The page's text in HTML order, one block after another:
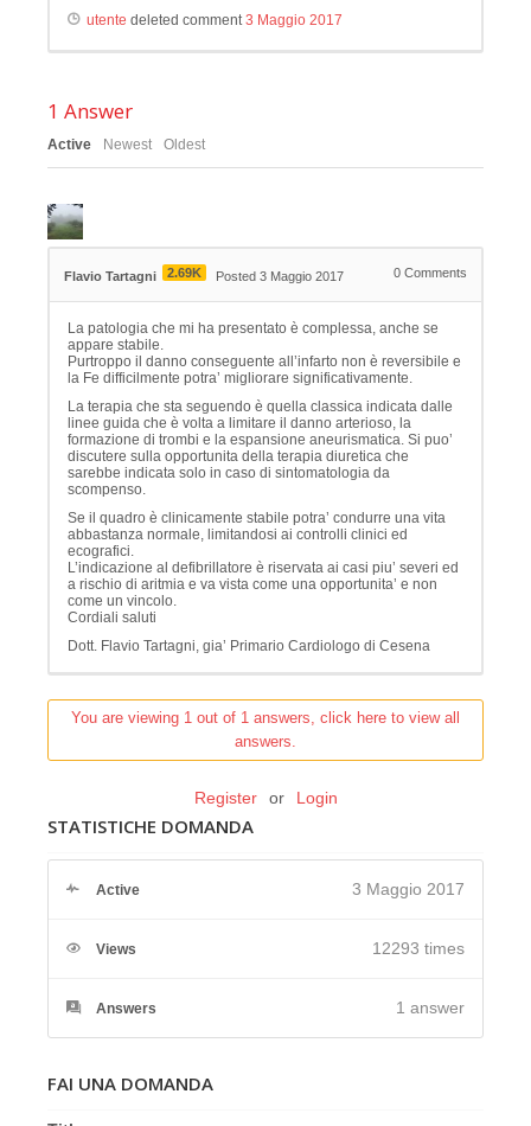
utente deleted comment3 Maggio 2017
1 Answer
Active Newest Oldest
Flavio Tartagni 2.69K Posted 3 Maggio 2017 0 Comments
La patologia che mi ha presentato è complessa, anche se
appare stabile.
Purtroppo il danno conseguente all’infarto non è reversibile e
la Fe difficilmente potra’ migliorare significativamente.
La terapia che sta seguendo è quella classica indicata dalle
linee guida che è volta a limitare il danno arterioso, la
formazione di trombi e la espansione aneurismatica. Si puo’
discutere sulla opportunita della terapia diuretica che
sarebbe indicata solo in caso di sintomatologia da
scompenso.
Se il quadro è clinicamente stabile potra’ condurre una vita
abbastanza normale, limitandosi ai controlli clinici ed
ecografici.
L’indicazione al defibrillatore è riservata ai casi piu’ severi ed
a rischio di aritmia e va vista come una opportunita’ e non
come un vincolo.
Cordiali saluti
Dott. Flavio Tartagni, gia’ Primario Cardiologo di Cesena
You are viewing 1 out of 1 answers, click here to view all
answers.
Register or Login
STATISTICHE DOMANDA
Active 3 Maggio 2017
Views 12293 times
Answers 1 answer
FAI UNA DOMANDA